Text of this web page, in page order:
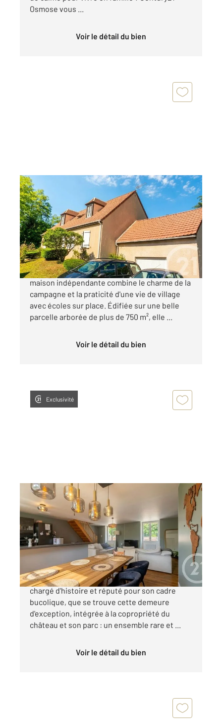
Osmose vous ...
Voir le détail du bien
VALLANGOUJARD 95
130 m
Ref : 558
Maison à vendre
299 900 €
Située dans un village prisé du Vexin, cette
maison indépendante combine le charme de la
campagne et la praticité d'une vie de village
avec écoles sur place. Édifiée sur une belle
parcelle arborée de plus de 750 m², elle ...
Voir le détail du bien
Exclusivité
VALLANGOUJARD 95
104 m2 , 5 pièces
Ref : 564
Maison à vendre
260 000 €
C'est au sein du hameau de la Chapelle, un lieu
chargé d'histoire et réputé pour son cadre
bucolique, que se trouve cette demeure
d'exception, intégrée à la copropriété du
château et son parc : un ensemble rare et ...
Voir le détail du bien